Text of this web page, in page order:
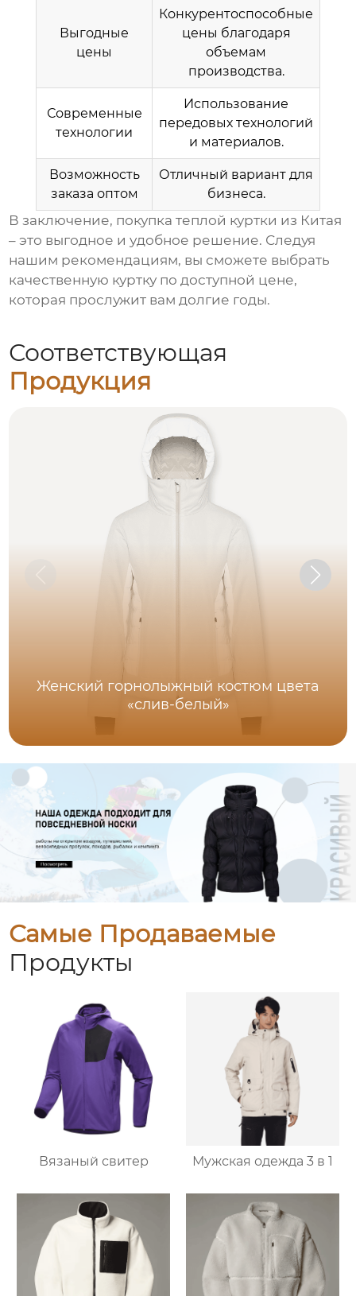
Выгодные
цены
Конкурентоспособные
цены благодаря
объемам
производства.
Современные
технологии
Использование
передовых технологий
и материалов.
Возможность
заказа оптом
Отличный вариант для
бизнеса.
В заключение, покупкатеплой куртки из Китая
– это выгодное и удобное решение. Следуя
нашим рекомендациям, вы сможете выбрать
качественную куртку по доступной цене,
которая прослужит вам долгие годы.
Соответствующая
Продукция
Женский горнолыжный костюм цвета
«слив-белый»
Самые Продаваемые
Продукты
Вязаный свитер Мужская одежда 3 в 1